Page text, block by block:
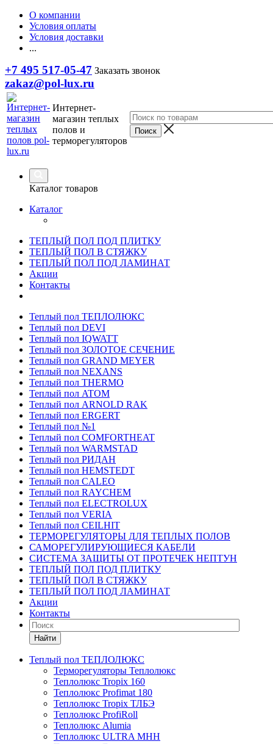
О компании
Условия оплаты
Условия доставки
...
+7 495 517-05-47 Заказать звонок
zakaz@pol-lux.ru
Интернет-
магазин теплых
полов и
терморегуляторов
Каталог товаров
Каталог
ТЕПЛЫЙ ПОЛ ПОД ПЛИТКУ
ТЕПЛЫЙ ПОЛ В СТЯЖКУ
ТЕПЛЫЙ ПОЛ ПОД ЛАМИНАТ
Акции
Контакты
Теплый пол ТЕПЛОЛЮКС
Теплый пол DEVI
Теплый пол IQWATT
Теплый пол ЗОЛОТОЕ СЕЧЕНИЕ
Теплый пол GRAND MEYER
Теплый пол NEXANS
Теплый пол THERMO
Теплый пол ATOM
Теплый пол ARNOLD RAK
Теплый пол ERGERT
Теплый пол №1
Теплый пол COMFORTHEAT
Теплый пол WARMSTAD
Теплый пол РИДАН
Теплый пол HEMSTEDT
Теплый пол CALEO
Теплый пол RAYCHEM
Теплый пол ELECTROLUX
Теплый пол VERIA
Теплый пол CEILHIT
ТЕРМОРЕГУЛЯТОРЫ ДЛЯ ТЕПЛЫХ ПОЛОВ
САМОРЕГУЛИРУЮЩИЕСЯ КАБЕЛИ
СИСТЕМА ЗАЩИТЫ ОТ ПРОТЕЧЕК НЕПТУН
ТЕПЛЫЙ ПОЛ ПОД ПЛИТКУ
ТЕПЛЫЙ ПОЛ В СТЯЖКУ
ТЕПЛЫЙ ПОЛ ПОД ЛАМИНАТ
Акции
Контакты
Найти
Теплый пол ТЕПЛОЛЮКС
Терморегуляторы Теплолюкс
Теплолюкс Tropix 160
Теплолюкс Profimat 180
Теплолюкс Tropix ТЛБЭ
Теплолюкс ProfiRoll
Теплолюкс Alumia
Теплолюкс ULTRA МНН